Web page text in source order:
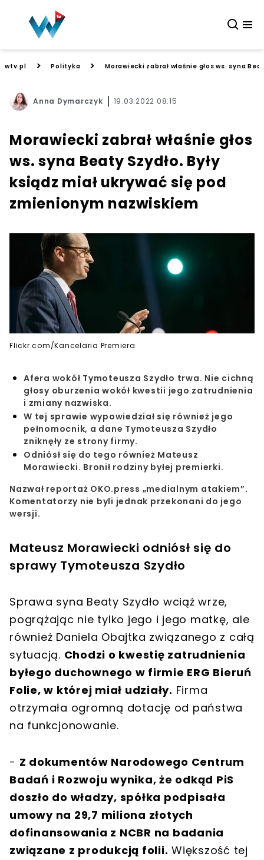
wtv.pl > Polityka > Morawiecki zabrał właśnie głos ws. syna
Anna Dymarczyk 19.03.2022 08:15
Morawiecki zabrał właśnie głos
ws. syna Beaty Szydło. Były
ksiądz miał ukrywać się pod
zmienionym nazwiskiem
Flickr.com/Kancelaria Premiera
Afera wokół Tymoteusza Szydło trwa. Nie cichną
głosy oburzenia wokół kwestii jego zatrudnienia
i zmiany nazwiska.
W tej sprawie wypowiedział się również jego
pełnomocnik, a dane Tymoteusza Szydło
zniknęły ze strony firmy.
Odniósł się do tego również Mateusz
Morawiecki. Bronił rodziny byłej premierki.
Nazwał reportaż OKO.press „medialnym atakiem”.
Komentatorzy nie byli jednak przekonani do jego
wersji.
Mateusz Morawiecki odniósł się do
sprawy Tymoteusza Szydło
Sprawa syna Beaty Szydło wciąż wrze,
pogrążając nie tylko jego i jego matkę, ale
również Daniela Obajtka związanego z całą
sytuacją. Chodzi o kwestię zatrudnienia
byłego duchownego w firmie ERG Bieruń
Folie, w której miał udziały. Firma
otrzymała ogromną dotację od państwa
na funkcjonowanie.
- Z dokumentów Narodowego Centrum
Badań i Rozwoju wynika, że odkąd PiS
doszło do władzy, spółka podpisała
umowy na 29,7 miliona złotych
dofinansowania z NCBR na badania
związane z produkcją folii. Większość tej